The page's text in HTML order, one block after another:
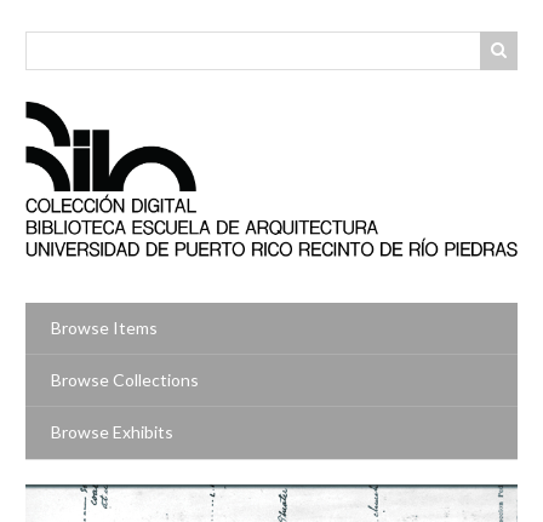
Browse Items
Browse Collections
Browse Exhibits